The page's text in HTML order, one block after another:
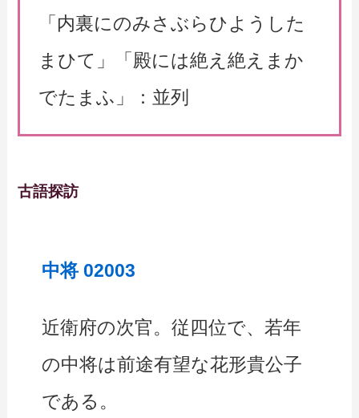
「内裏にのみさぶらひようした
まひて」「殿には絶え絶えまか
でたまふ」：並列
古語探訪
中将 02003
近衛府の次官。従四位で、若年
の中将は前途有望な花形貴公子
である。